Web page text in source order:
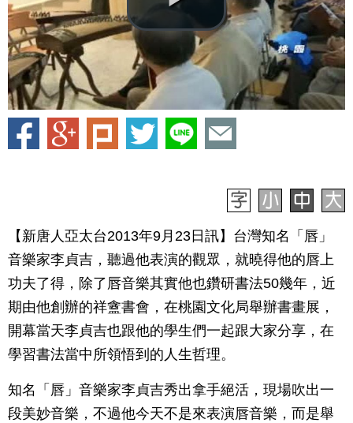
【新唐人亞太台2013年9月23日訊】台灣知名「唇」
音樂家李貞吉，聽過他表演的觀眾，就曉得他的唇上
功夫了得，除了唇音樂其實他也鑽研書法50幾年，近
期由他創辦的祥盦書會，在桃園文化局舉辦書畫展，
開幕當天李貞吉也跟他的學生們一起跟大家分享，在
學習書法當中所領悟到的人生哲理。
知名「唇」音樂家李貞吉秀出拿手絕活，現場吹出一
段美妙音樂，不過他今天不是來表演唇音樂，而是舉